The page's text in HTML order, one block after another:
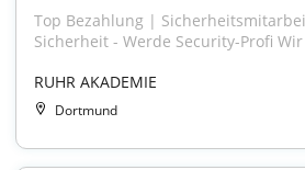
Top Bezahlung |
Sicherheit - Werde Security-Profi
RUHR AKADEMIE
Dortmund